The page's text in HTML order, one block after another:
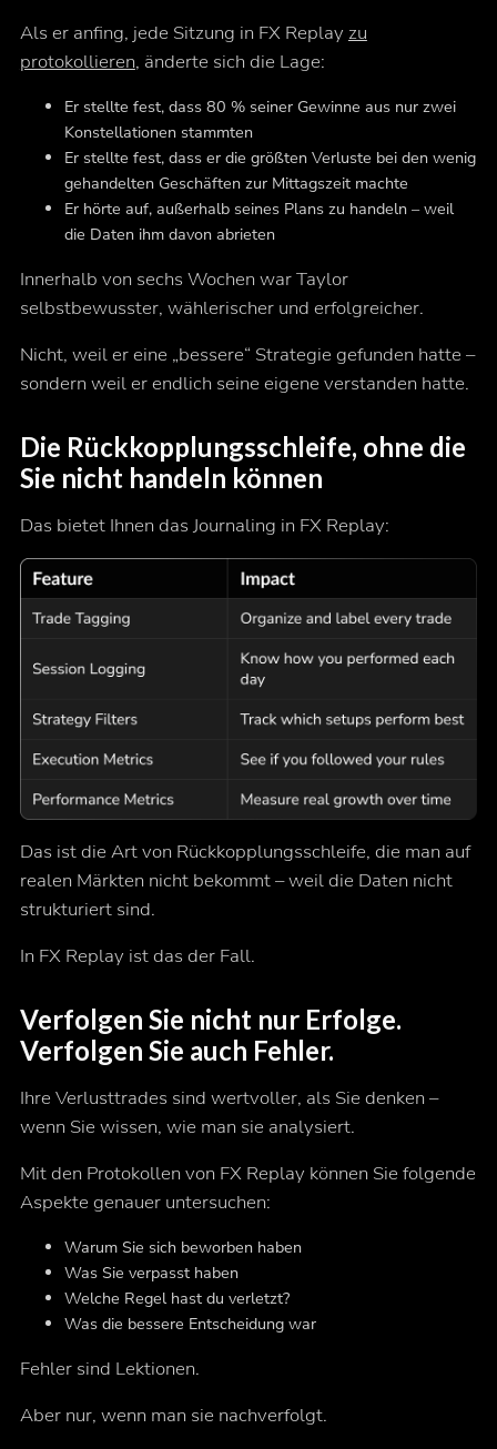
Als er anfing, jede Sitzung in FX Replay zu
protokollieren, änderte sich die Lage:
Er stellte fest, dass 80 % seiner Gewinne aus nur zwei
Konstellationen stammten
Er stellte fest, dass er die größten Verluste bei den wenig
gehandelten Geschäften zur Mittagszeit machte
Er hörte auf, außerhalb seines Plans zu handeln – weil
die Daten ihm davon abrieten
Innerhalb von sechs Wochen war Taylor
selbstbewusster, wählerischer und erfolgreicher.
Nicht, weil er eine „bessere“ Strategie gefunden hatte –
sondern weil erendlich seine eigene verstanden hatte.
Die Rückkopplungsschleife, ohne die
Sie nicht handeln können
Das bietet Ihnen das Journaling in FX Replay:
Das ist die Art von Rückkopplungsschleife, die man auf
realen Märkten nichtbekommt – weil die Daten nicht
strukturiert sind.
In FX Replay ist das der Fall.
Verfolgen Sie nicht nur Erfolge.
Verfolgen Sie auch Fehler.
Ihre Verlusttrades sind wertvoller, als Sie denken –
wenn Sie wissen, wie man sie analysiert.
Mit den Protokollen von FX Replay können Sie folgende
Aspekte genauer untersuchen:
Warum Sie sich beworben haben
Was Sie verpasst haben
Welche Regel hast du verletzt?
Was die bessere Entscheidung war
Fehler sind Lektionen.
Aber nur, wenn man sie nachverfolgt.